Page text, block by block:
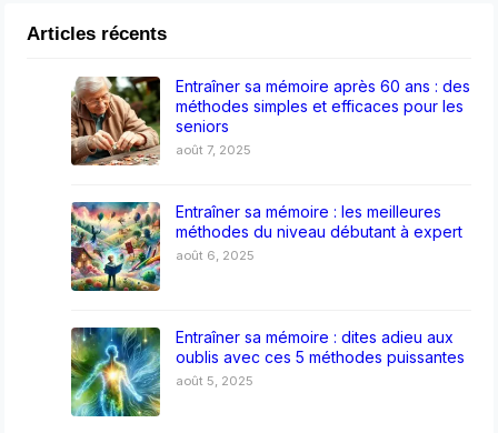
Articles récents
Entraîner sa mémoire après 60 ans : des
méthodes simples et efficaces pour les
seniors
août 7, 2025
Entraîner sa mémoire : les meilleures
méthodes du niveau débutant à expert
août 6, 2025
Entraîner sa mémoire : dites adieu aux
oublis avec ces 5 méthodes puissantes
août 5, 2025